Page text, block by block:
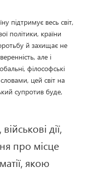
підтримує весь світ,
політики, країни
й захищає не
але і
філософські
цей світ на
супротив буде,
дії,
про місце
якою